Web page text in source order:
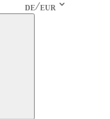
DE EUR